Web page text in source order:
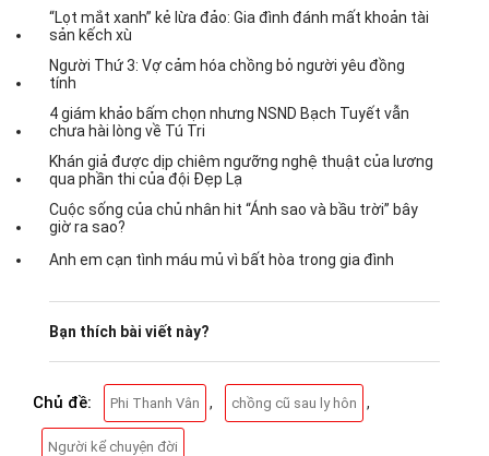
“Lọt mắt xanh” kẻ lừa đảo: Gia đình đánh mất khoản tài
sản kếch xù
Người Thứ 3: Vợ cảm hóa chồng bỏ người yêu đồng
tính
4 giám khảo bấm chọn nhưng NSND Bạch Tuyết vẫn
chưa hài lòng về Tú Tri
Khán giả được dịp chiêm ngưỡng nghệ thuật của lương
qua phần thi của đội Đẹp Lạ
Cuộc sống của chủ nhân hit “Ánh sao và bầu trời” bây
giờ ra sao?
Anh em cạn tình máu mủ vì bất hòa trong gia đình
Bạn thích bài viết này?
Chủ đề: Phi Thanh Vân , chồng cũ sau ly hôn ,
Người kể chuyện đời